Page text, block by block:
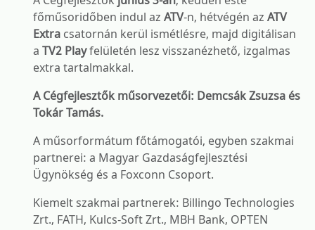
főműsoridőben indul az ATV-n, hétvégén az ATV
Extra csatornán kerül ismétlésre, majd digitálisan
a TV2 Playfelületén lesz visszanézhető, izgalmas
extra tartalmakkal.
A Cégfejlesztők műsorvezetői: Demcsák Zsuzsa és
Tokár Tamás.
A műsorformátum főtámogatói, egyben szakmai
partnerei: a Magyar Gazdaságfejlesztési
Ügynökség és a Foxconn Csoport.
Kiemelt szakmai partnerek: Billingo Technologies
Zrt., FATH, Kulcs-Soft Zrt., MBH Bank, OPTEN